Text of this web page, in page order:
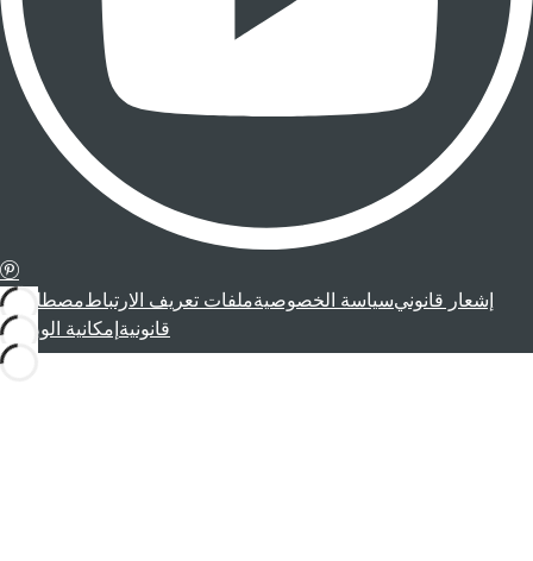
إشعار قانونيسياسة الخصوصيةملفات تعريف الارتباطمصطلحات
قانونية إمكانية الوصول